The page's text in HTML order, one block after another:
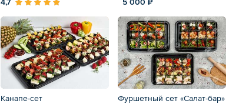
4,7 5 000 ₽
Канапе-сет
Фуршетный сет «Салат-бар»